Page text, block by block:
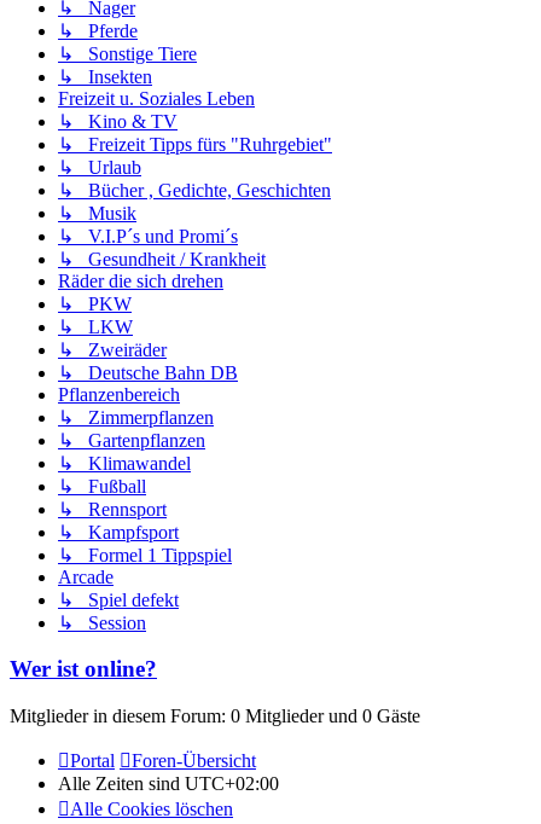
↳ Nager
↳ Pferde
↳ Sonstige Tiere
↳ Insekten
Freizeit u. Soziales Leben
↳ Kino & TV
↳ Freizeit Tipps fürs "Ruhrgebiet"
↳ Urlaub
↳ Bücher , Gedichte, Geschichten
↳ Musik
↳ V.I.P´s und Promi´s
↳ Gesundheit / Krankheit
Räder die sich drehen
↳ PKW
↳ LKW
↳ Zweiräder
↳ Deutsche Bahn DB
Pflanzenbereich
↳ Zimmerpflanzen
↳ Gartenpflanzen
↳ Klimawandel
↳ Fußball
↳ Rennsport
↳ Kampfsport
↳ Formel 1 Tippspiel
Arcade
↳ Spiel defekt
↳ Session
Wer ist online?
Mitglieder in diesem Forum: 0 Mitglieder und 0 Gäste
Portal
Foren-Übersicht
Alle Zeiten sind UTC+02:00
Alle Cookies löschen